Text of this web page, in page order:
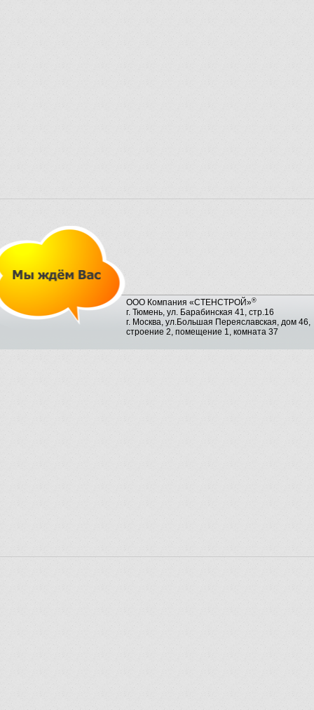
ООО Компания «СТЕНСТРОЙ»®
г. Тюмень, ул. Барабинская 41, стр.16
г. Москва, ул.Большая Переяславская, дом 46,
строение 2, помещение 1, комната 37